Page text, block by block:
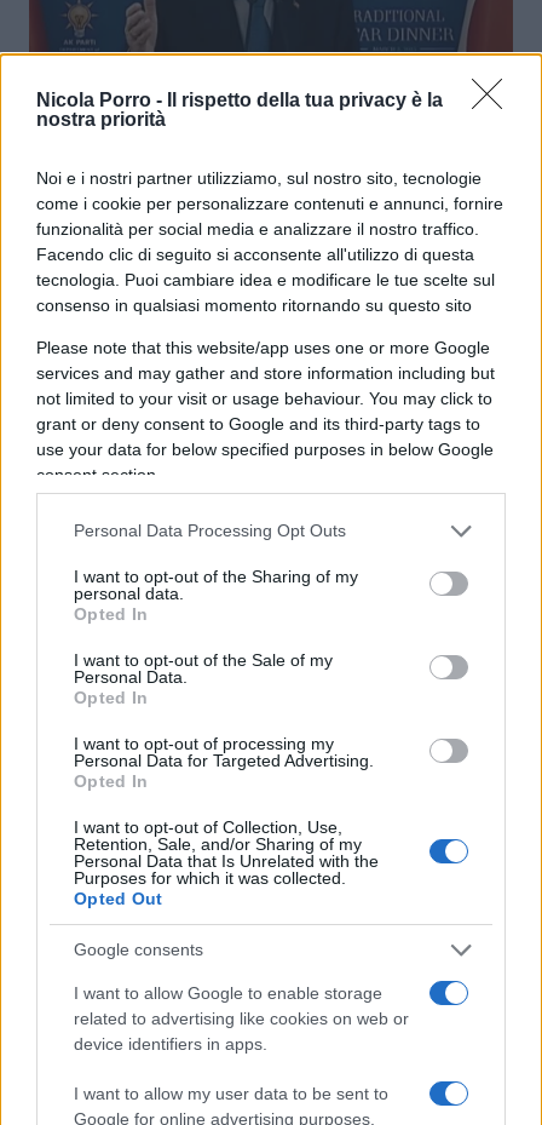
Nicola Porro -
Il rispetto della tua privacy è la
nostra priorità
Noi e i nostri partner utilizziamo, sul nostro sito, tecnologie
come i cookie per personalizzare contenuti e annunci, fornire
funzionalità per social media e analizzare il nostro traffico.
Facendo clic di seguito si acconsente all'utilizzo di questa
tecnologia. Puoi cambiare idea e modificare le tue scelte sul
consenso in qualsiasi momento ritornando su questo sito
Please note that this website/app uses one or more Google
services and may gather and store information including but
not limited to your visit or usage behaviour. You may click to
grant or deny consent to Google and its third-party tags to
use your data for below specified purposes in below Google
consent section.
Personal Data Processing Opt Outs
I want to opt-out of the Sharing of my
personal data.
Opted In
I want to opt-out of the Sale of my
Personal Data.
Opted In
I want to opt-out of processing my
Personal Data for Targeted Advertising.
Opted In
I want to opt-out of Collection, Use,
Retention, Sale, and/or Sharing of my
Personal Data that Is Unrelated with the
Purposes for which it was collected.
Opted Out
Google consents
I want to allow Google to enable storage
related to advertising like cookies on web or
device identifiers in apps.
I want to allow my user data to be sent to
Google for online advertising purposes.
Se Erdogan si appropria persino
della scoperta dell’America
diMichele Marsonet
24 Marzo 2025, 5:55
Rimbambiden è la morte del
giornalismo americano
diNicola Porro
5 Luglio 2024, 15:37